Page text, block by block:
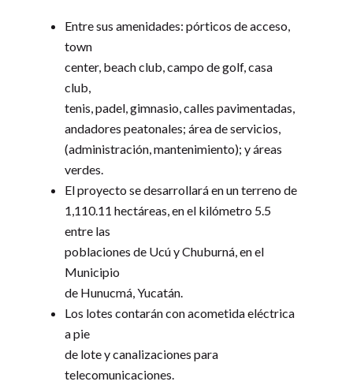
Entre sus amenidades: pórticos de acceso,
town
center, beach club, campo de golf, casa
club,
tenis, padel, gimnasio, calles pavimentadas,
andadores peatonales; área de servicios,
(administración, mantenimiento); y áreas
verdes.
El proyecto se desarrollará en un terreno de
1,110.11 hectáreas, en el kilómetro 5.5
entre las
poblaciones de Ucú y Chuburná, en el
Municipio
de Hunucmá, Yucatán.
Los lotes contarán con acometida eléctrica
a pie
de lote y canalizaciones para
telecomunicaciones.